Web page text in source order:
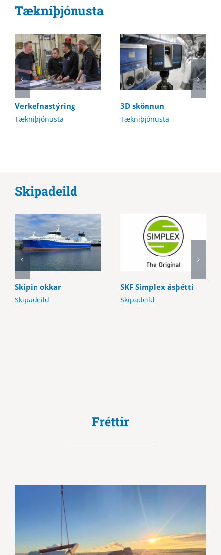
Tækniþjónusta
Verkefnastýring
Tækniþjónusta
3D skönnun
Tækniþjónusta
Skipadeild
Skipin okkar
Skipadeild
SKF Simplex ásþétti
Skipadeild
Fréttir